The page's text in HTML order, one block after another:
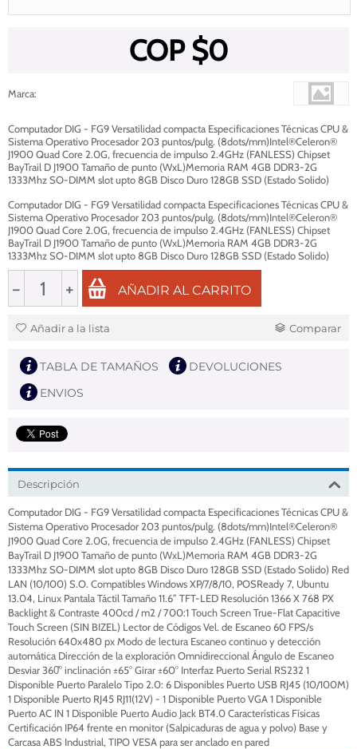
COP $0
Marca:
Computador DIG - FG9 Versatilidad compacta Especificaciones Técnicas CPU &
Sistema Operativo Procesador 203 puntos/pulg. (8dots/mm)Intel®Celeron®
J1900 Quad Core 2.0G, frecuencia de impulso 2.4GHz (FANLESS) Chipset
BayTrail D J1900 Tamaño de punto (WxL)Memoria RAM 4GB DDR3-2G
1333Mhz SO-DIMM slot upto 8GB Disco Duro 128GB SSD (Estado Solido)
Computador DIG - FG9 Versatilidad compacta Especificaciones Técnicas CPU &
Sistema Operativo Procesador 203 puntos/pulg. (8dots/mm)Intel®Celeron®
J1900 Quad Core 2.0G, frecuencia de impulso 2.4GHz (FANLESS) Chipset
BayTrail D J1900 Tamaño de punto (WxL)Memoria RAM 4GB DDR3-2G
1333Mhz SO-DIMM slot upto 8GB Disco Duro 128GB SSD (Estado Solido)
− + AÑADIR AL CARRITO
Añadir a la lista Comparar
TABLA DE TAMAÑOS
DEVOLUCIONES
ENVIOS
Descripción
Computador DIG - FG9 Versatilidad compacta Especificaciones Técnicas CPU &
Sistema Operativo Procesador 203 puntos/pulg. (8dots/mm)Intel®Celeron®
J1900 Quad Core 2.0G, frecuencia de impulso 2.4GHz (FANLESS) Chipset
BayTrail D J1900 Tamaño de punto (WxL)Memoria RAM 4GB DDR3-2G
1333Mhz SO-DIMM slot upto 8GB Disco Duro 128GB SSD (Estado Solido) Red
LAN (10/100) S.O. Compatibles Windows XP/7/8/10, POSReady 7, Ubuntu
13.04, Linux Pantala Táctil Tamaño 11.6” TFT-LED Resolución 1366 X 768 PX
Backlight & Contraste 400cd / m2 / 700:1 Touch Screen True-Flat Capacitive
Touch Screen (SIN BIZEL) Lector de Códigos Vel. de Escaneo 60 FPS/s
Resolución 640x480 px Modo de lectura Escaneo continuo y detección
automática Dirección de la exploración Omnidireccional Ángulo de Escaneo
Desviar 360̊° inclinación ±65° Girar ±60° Interfaz Puerto Serial RS232 1
Disponible Puerto Paralelo Tipo 2.0: 6 Disponibles Puerto USB RJ45 (10/100M)
1 Disponible Puerto RJ45 RJ11(12V) - 1 Disponible Puerto VGA 1 Disponible
Puerto AC IN 1 Disponible Puerto Audio Jack BT4.0 Características Físicas
Certificación IP64 frente en monitor (Salpicaduras de agua y polvo) Base y
Carcasa ABS Industrial, TIPO VESA para ser anclado en pared